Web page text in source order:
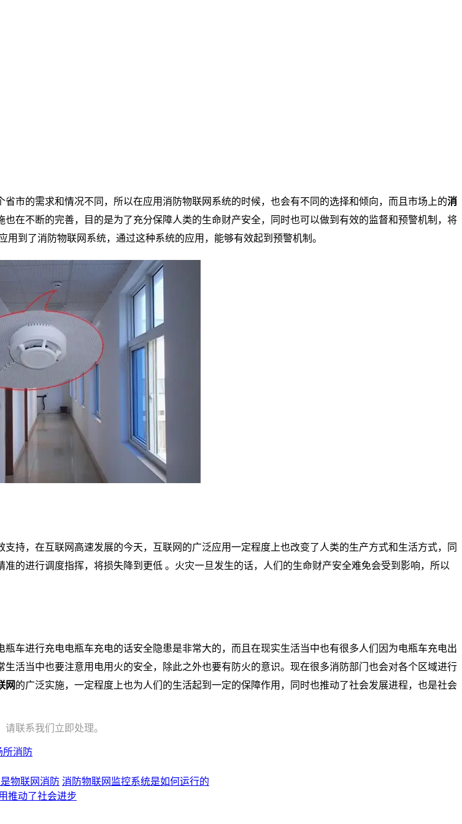
市的需求和情况不同，所以在应用消防物联网系统的时候，也会有不同的选择和倾向，而且市场上的消
在不断的完善，目的是为了充分保障人类的生命财产安全，同时也可以做到有效的监督和预警机制，将
到了消防物联网系统，通过这种系统的应用，能够有效起到预警机制。
持，在互联网高速发展的今天，互联网的广泛应用一定程度上也改变了人类的生产方式和生活方式，同
的进行调度指挥，将损失降到更低 。火灾一旦发生的话，人们的生命财产安全难免会受到影响，所以
车进行充电电瓶车充电的话安全隐患是非常大的，而且在现实生活当中也有很多人们因为电瓶车充电出
活当中也要注意用电用火的安全，除此之外也要有防火的意识。现在很多消防部门也会对各个区域进行
网的广泛实施，一定程度上也为人们的生活起到一定的保障作用，同时也推动了社会发展进程，也是社会
联系我们立即处理。
所消防
物联网消防 消防物联网监控系统是如何运行的
推动了社会进步